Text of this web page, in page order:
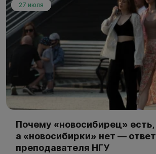
27 июля
Почему «новосибирец» есть,
а «новосибирки» нет — ответ
преподавателя НГУ